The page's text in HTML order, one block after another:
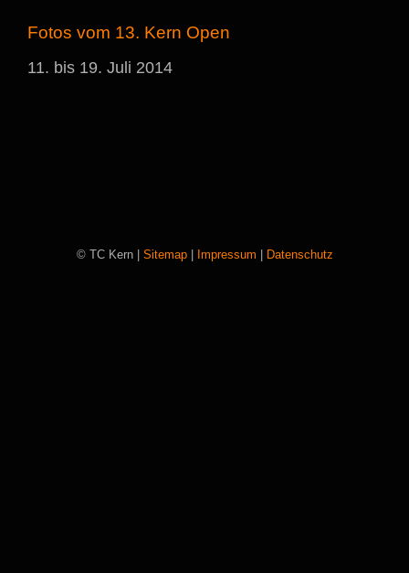
Fotos vom 13. Kern Open
11. bis 19. Juli 2014
© TC Kern | Sitemap| Impressum Datenschutz